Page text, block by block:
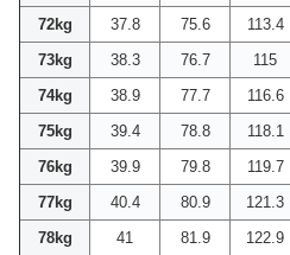
72kg
37.8 75.6 113.4
73kg
38.3 76.7 115
74kg
38.9 77.7 116.6
75kg
39.4 78.8 118.1
76kg
39.9 79.8 119.7
77kg
40.4 80.9 121.3
78kg
41 81.9 122.9